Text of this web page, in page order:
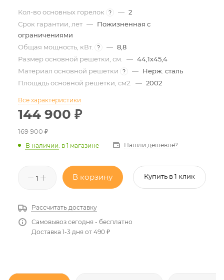
Кол-во основных горелок ? — 2
Срок гарантии, лет — Пожизненная с
ограничениями
Общая мощность, кВт.
? — 8,8
Размер основной решетки, см.
— 44,1х45,4
Материал основной решетки
? — Нерж. сталь
Площадь основной решетки, см2.
— 2002
Все характеристики
144 900 ₽
169 900₽
В наличии: в 1 магазине Нашли дешевле?
В корзину Купить в 1 клик
Рассчитать доставку
Самовывоз сегодня - бесплатно
Доставка 1-3 дня от 490 ₽